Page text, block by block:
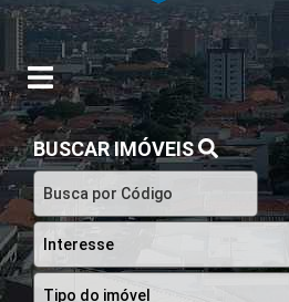
BUSCAR IMÓVEIS